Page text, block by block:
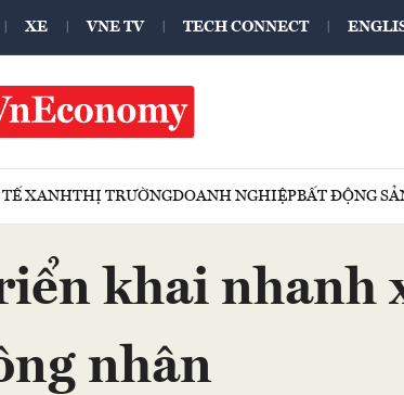
XE VNE TV TECH CONNECT
XANHTHỊ TRƯỜNGDOANH NGHIỆPBẤT ĐỘNG
khai nhanh
nhân